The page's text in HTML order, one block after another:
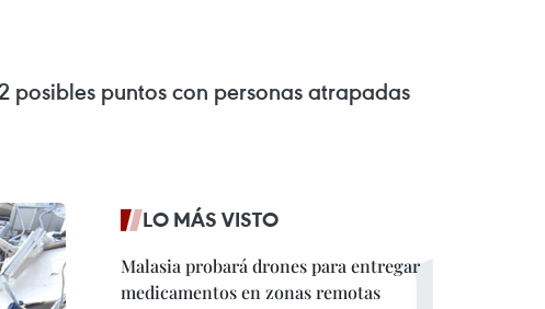
posibles puntos con personas atrapadas
LO MÁS VISTO
Malasia probará drones para entregar
medicamentos en zonas remotas